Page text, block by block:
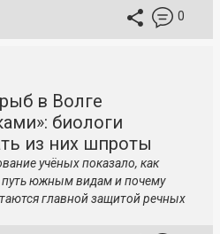
0
в Волге
биологи
из них шпроты
учёных показало, как
южным видам и почему
главной защитой речных